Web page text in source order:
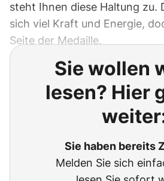
steht Ihnen diese Haltung zu.
sich viel Kraft und Energie,
Seite der Medaille.
Sie wollen
lesen? Hier
Sie haben bereits
Melden Sie sich